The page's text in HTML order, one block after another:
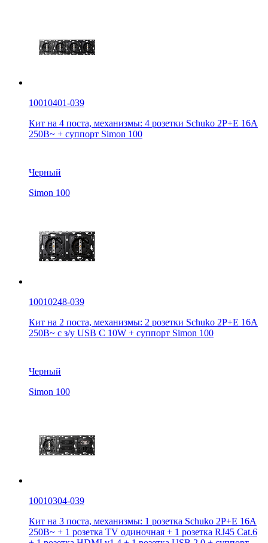
10010401-039
Кит на 4 поста, механизмы: 4 розетки Schuko 2Р+Е 16A
250В~ + суппорт Simon 100
Черный
Simon 100
10010248-039
Кит на 2 поста, механизмы: 2 розетки Schuko 2Р+Е 16A
250В~ с з/у USB C 10W + суппорт Simon 100
Черный
Simon 100
10010304-039
Кит на 3 поста, механизмы: 1 розетка Schuko 2Р+Е 16A
250В~ + 1 розетка TV одиночная + 1 розетка RJ45 Cat.6